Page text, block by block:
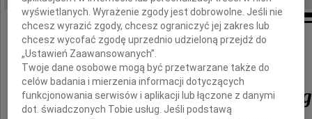
Pozostajemy pogrążeni w smutku
Leszka
wyświetlanych. Wyrażenie zgody jest dobrowolne. Jeśli nie
chcesz wyrazić zgody, chcesz ograniczyć jej zakres lub
chcesz wycofać zgodę uprzednio udzieloną przejdź do
„Ustawień Zaawansowanych”.
Twoje dane osobowe mogą być przetwarzane także do
celów badania i mierzenia informacji dotyczących
funkcjonowania serwisów i aplikacji lub łączone z danymi
dot. świadczonych Tobie usług. Jeśli podstawą